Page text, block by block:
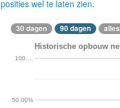
posities wel te laten zien.
30 dagen 90 dagen alles
Historische opbouw
50.00%
100.…